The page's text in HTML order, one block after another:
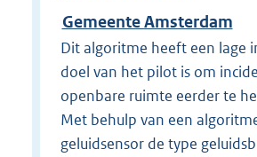
Gemeente Amsterdam
Dit algoritme heeft een lage
doel van het pilot is om
openbare ruimte eerder te
Met behulp van een
geluidsensor de type